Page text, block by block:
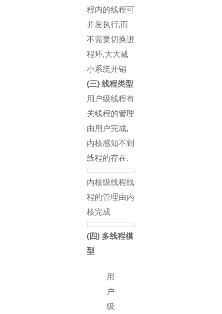
程内的线程可
并发执行,而
不需要切换进
程环,大大减
小系统开销
(三) 线程类型
用户级线程有
关线程的管理
由用户完成,
内核感知不到
线程的存在.
内核级线程线
程的管理由内
核完成
(四) 多线程模
型
用
户
级